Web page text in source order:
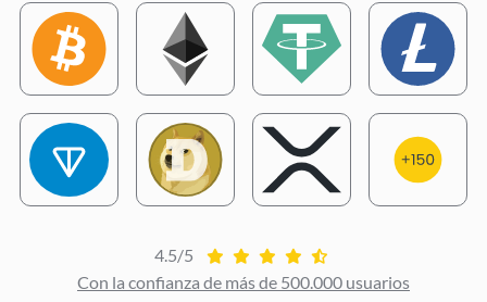
4.5/5
Con la confianza de más de 500.000 usuarios